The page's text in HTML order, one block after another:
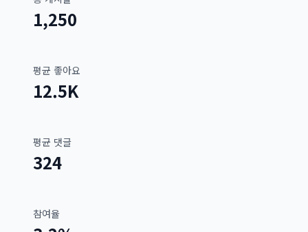
1,250
평균 좋아요
12.5K
평균 댓글
324
참여율